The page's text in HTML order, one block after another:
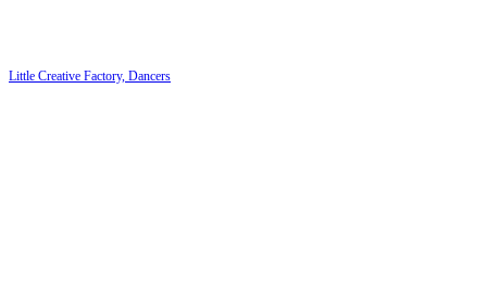
Little Creative Factory, Dancers